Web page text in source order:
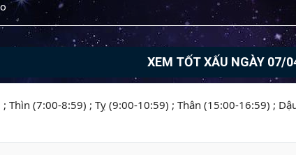
XEM TỐT XẤU NGÀY 07/
Thìn (7:00-8:59) ; Tỵ (9:00-10:59) ; Thân (15:00-16:59) ;